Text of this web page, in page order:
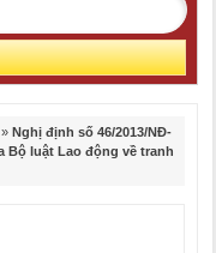
» Nghị định số 46/2013/NĐ-
Bộ luật Lao động về tranh